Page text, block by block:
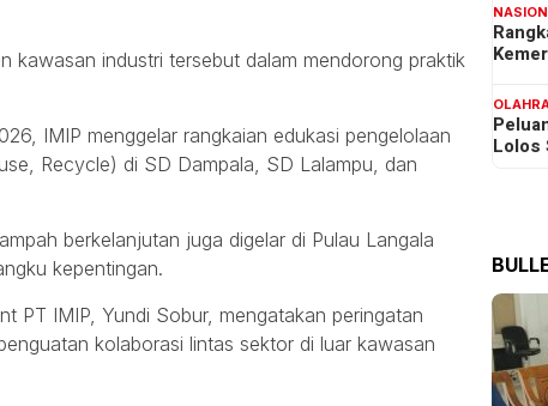
kawasan industri tersebut dalam mendorong praktik
IMIP menggelar rangkaian edukasi pengelolaan
Recycle) di SD Dampala, SD Lalampu, dan
berkelanjutan juga digelar di Pulau Langala
kepentingan.
PT IMIP, Yundi Sobur, mengatakan peringatan
kolaborasi lintas sektor di luar kawasan
Lolos